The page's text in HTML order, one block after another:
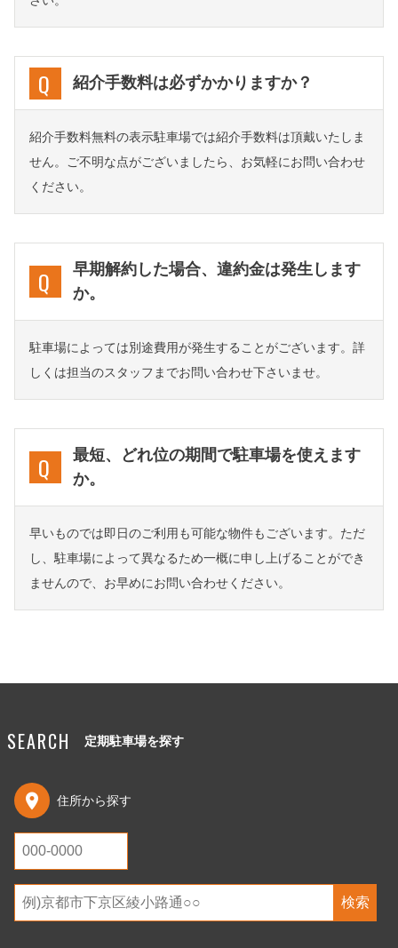
紹介手数料は必ずかかりますか？
紹介手数料無料の表示駐車場では紹介手数料は頂戴いたしま
せん。ご不明な点がございましたら、お気軽にお問い合わせ
ください。
早期解約した場合、違約金は発生します
か。
駐車場によっては別途費用が発生することがございます。詳
しくは担当のスタッフまでお問い合わせ下さいませ。
最短、どれ位の期間で駐車場を使えます
か。
早いものでは即日のご利用も可能な物件もございます。ただ
し、駐車場によって異なるため一概に申し上げることができ
ませんので、お早めにお問い合わせください。
SEARCH 定期駐車場を探す
住所から探す
検索